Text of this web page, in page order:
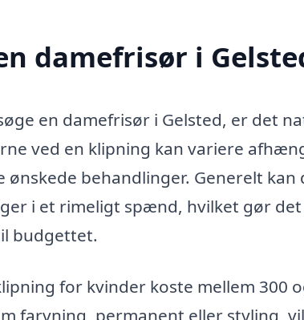
damefrisør i
en damefrisør i Gelsted, er det
ved en klipning kan variere
behandlinger. Generelt
i et rimeligt spænd, hvilket gør
budgettet.
for kvinder koste mellem 300
farvning, permanent eller styling,